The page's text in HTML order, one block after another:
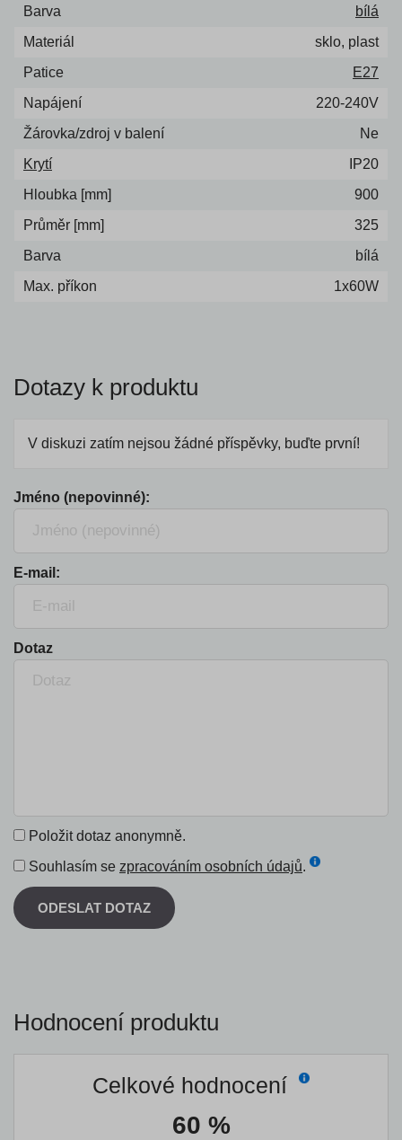
Barva
bílá
Materiál
sklo, plast
Patice
E27
Napájení
220-240V
Žárovka/zdroj v balení
Ne
Krytí
IP20
Hloubka [mm]
900
Průměr [mm]
325
Barva
bílá
Max. příkon
1x60W
Dotazy k produktu
V diskuzi zatím nejsou žádné příspěvky, buďte první!
Jméno (nepovinné):
E-mail:
Dotaz
Položit dotaz anonymně.
Souhlasím se zpracováním osobních údajů.
ODESLAT DOTAZ
Hodnocení produktu
Celkové hodnocení
60 %